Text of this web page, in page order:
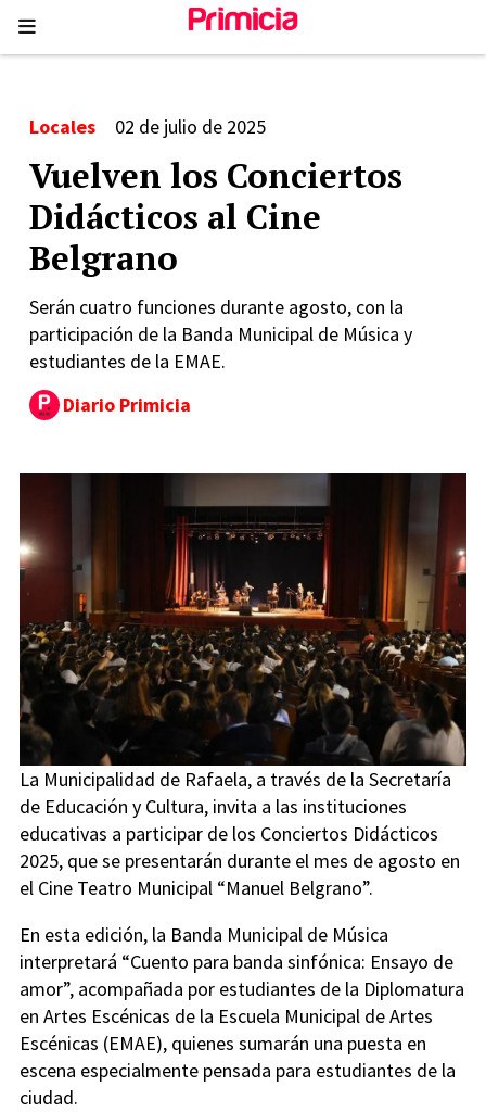
Vuelven los Conciertos
Didácticos al Cine
Belgrano
Serán cuatro funciones durante agosto, con la
participación de la Banda Municipal de Música y
estudiantes de la EMAE.
Locales 02 de julio de 2025
Diario Primicia
La Municipalidad de Rafaela, a través de la Secretaría
de Educación y Cultura, invita a las instituciones
educativas a participar de los Conciertos Didácticos
2025, que se presentarán durante el mes de agosto en
el Cine Teatro Municipal “Manuel Belgrano”.
En esta edición, la Banda Municipal de Música
interpretará “Cuento para banda sinfónica: Ensayo de
amor”, acompañada por estudiantes de la Diplomatura
en Artes Escénicas de la Escuela Municipal de Artes
Escénicas (EMAE), quienes sumarán una puesta en
escena especialmente pensada para estudiantes de la
ciudad.